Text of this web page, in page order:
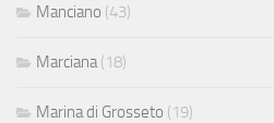
Manciano (43)
Marciana (18)
Marina di Grosseto (19)